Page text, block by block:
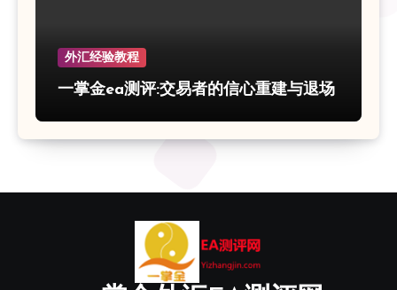
外汇经验教程
一掌金ea测评:交易者的信心重建与退场